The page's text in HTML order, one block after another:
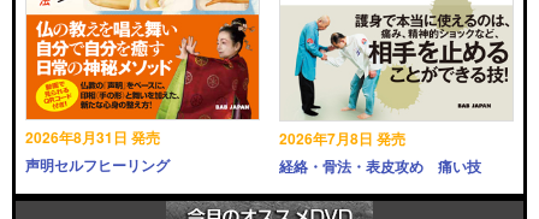
2026年8月31日 発売
声明セルフヒーリング
2026年7月8日 発売
経絡・骨法・表皮攻め 痛い技